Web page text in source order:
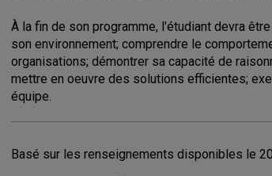
À la fin de son programme, l'étudiant devra
son environnement; comprendre le
organisations; démontrer sa capacité de
mettre en oeuvre des solutions efficientes;
équipe.
Basé sur les renseignements disponibles le